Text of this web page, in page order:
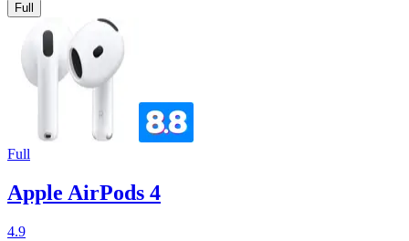
Full
Full
Apple AirPods 4
4.9